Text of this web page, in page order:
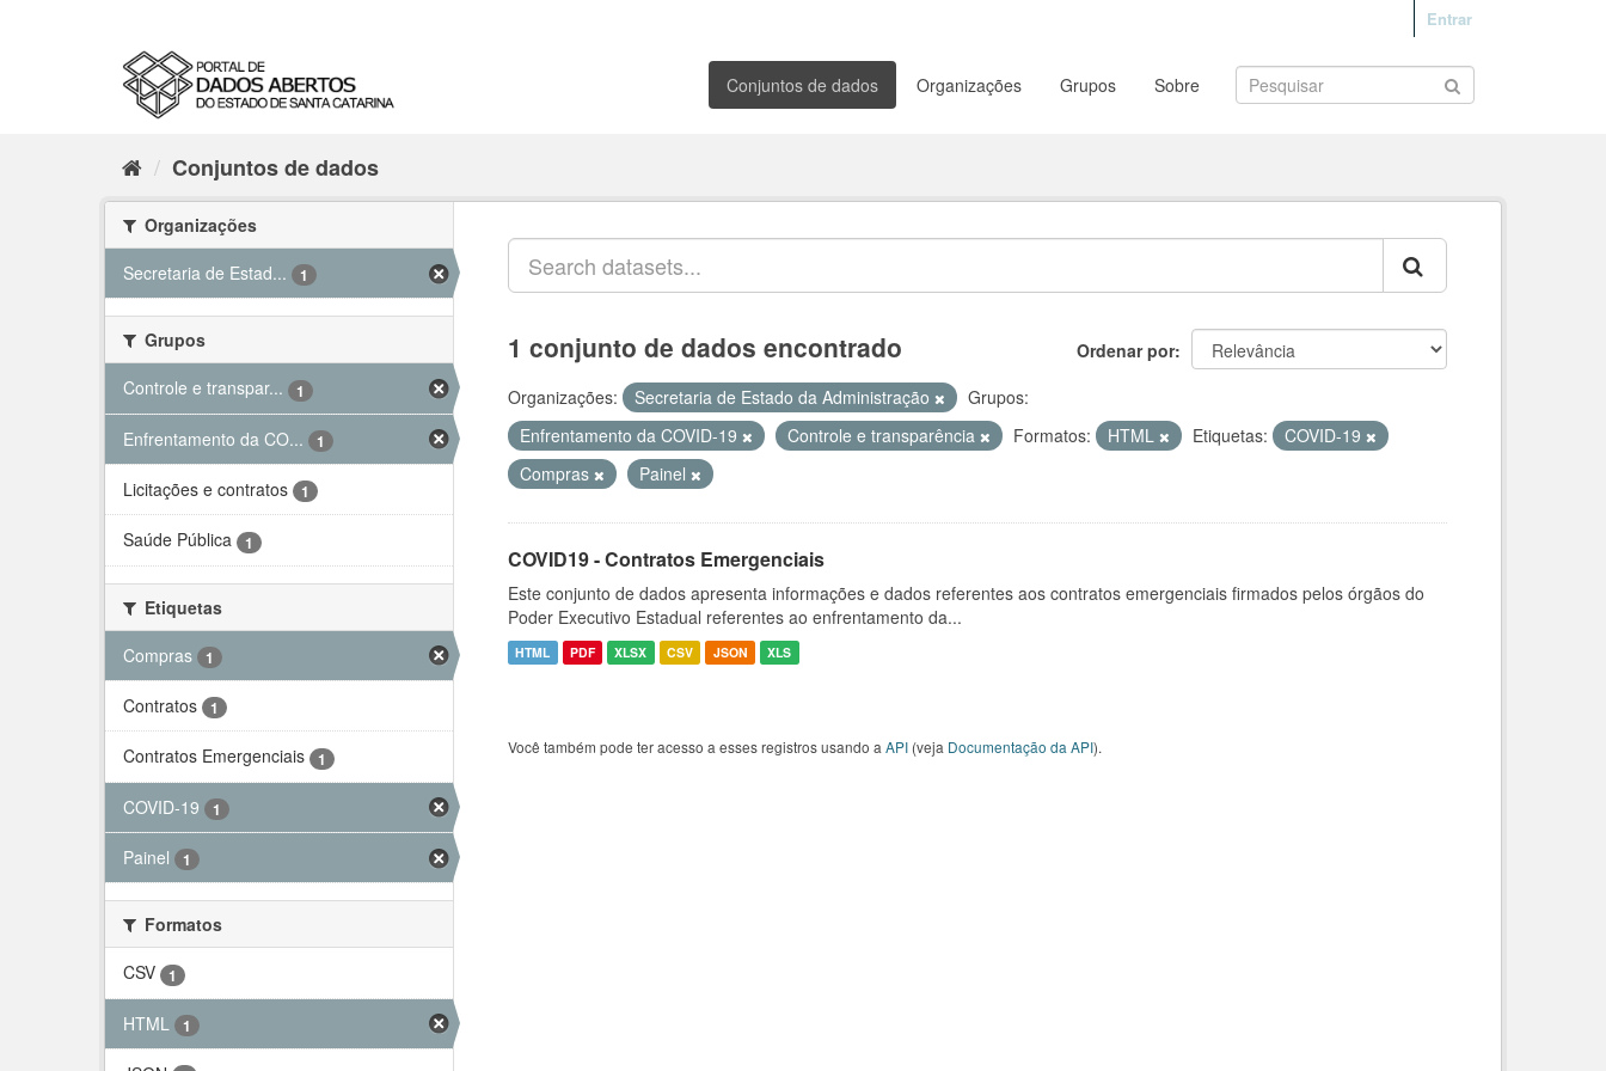
Entrar
Conjuntos de dados Organizações Grupos Sobre
Conjuntos de dados
Organizações
Secretaria de Estad...
1
Grupos
Controle e transpar...
1
Enfrentamento da CO... 1
Licitações e contratos 1
Saúde Pública 1
Etiquetas
Compras
1
Contratos 1
Contratos Emergenciais 1
COVID-19 1
Painel 1
Formatos
CSV
1
HTML 1
Ordenar por
1 conjunto de dados encontrado
Organizações: Secretaria de Estado da Administração
Grupos:
Enfrentamento da COVID-19
Controle e transparência Formatos: HTML Etiquetas:
COVID-19
Compras
Painel
COVID19 - Contratos Emergenciais
Este conjunto de dados apresenta informações e dados referentes aos contratos emergenciais firmados pelos órgãos do
Poder Executivo Estadual referentes ao enfrentamento da...
HTML PDF XLSX CSV JSON XLS
Você também pode ter acesso a esses registros usando a API (veja Documentação da API).